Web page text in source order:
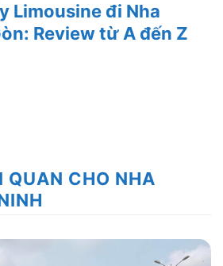
Limousine đi Nha
Review từ A đến Z
QUAN CHO NHA